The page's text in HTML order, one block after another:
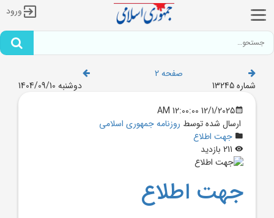
ورود
صفحه 2
شماره 13245
دوشنبه 1404/09/10
12/1/2025 12:00:00 AM
ارسال شده توسط روزنامه جمهوری اسلامی
جهت اطلاع
جهت اطلاع